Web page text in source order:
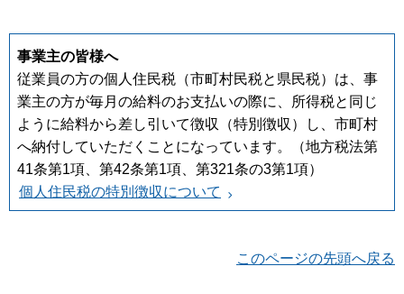
事業主の皆様へ
従業員の方の個人住民税（市町村民税と県民税）は、事
業主の方が毎月の給料のお支払いの際に、所得税と同じ
ように給料から差し引いて徴収（特別徴収）し、市町村
へ納付していただくことになっています。（地方税法第
41条第1項、第42条第1項、第321条の3第1項）
個人住民税の特別徴収について
このページの先頭へ戻る